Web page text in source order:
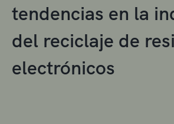
tendencias en la
del reciclaje de
electrónicos